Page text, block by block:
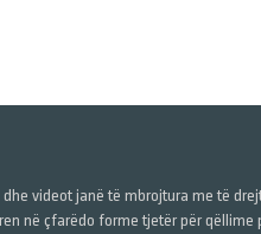
videot janë të mbrojtura me të
në çfarëdo forme tjetër për qëllime